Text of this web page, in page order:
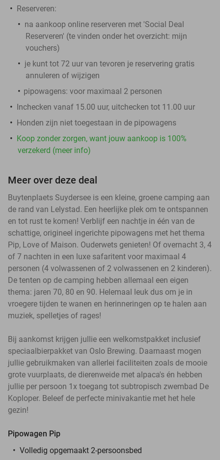
Reserveren:
na aankoop online reserveren met 'Social Deal
Reserveren' (te vinden onder het overzicht: mijn
vouchers)
je kunt tot 72 uur van tevoren je reservering gratis
annuleren of wijzigen
pipowagens: voor maximaal 2 personen
Inchecken vanaf 15.00 uur, uitchecken tot 11.00 uur
Honden zijn niet toegestaan in de pipowagens
Koop zonder zorgen, want jouw aankoop is 100%
verzekerd (meer info)
Meer over deze deal
Buytenplaets Suydersee is een kleine, groene camping aan
de rand van Lelystad. Een heerlijke plek om te ontspannen
en tot rust te komen! Verblijf een nachtje in één van de
schattige, origineel ingerichte pipowagens met het thema
Pip, Love of Maison. Ouderwets genieten! Of overnacht 3, 4
of 7 nachten in een luxe safaritent voor maximaal 4
personen (4 volwassenen of 2 volwassenen en 2 kinderen).
De tenten op de camping hebben allemaal een eigen
thema: jaren 70, 80 en 90. Helemaal leuk dus om je in
vroegere tijden te wanen en herinneringen op te halen aan
muziek, spelletjes of rages!
Bij aankomst krijgen jullie een welkomstpakket inclusief
speciaalbierpakket van Oslo Brewing. Daarnaast mogen
jullie gebruikmaken van allerlei faciliteiten zoals de mooie
grote vuurplaats, de dierenweide met alpaca's én hebben
jullie per persoon 1x toegang tot subtropisch zwembad De
Koploper. Beleef de perfecte minivakantie met het hele
gezin!
Pipowagen Pip
Volledig opgemaakt 2-persoonsbed